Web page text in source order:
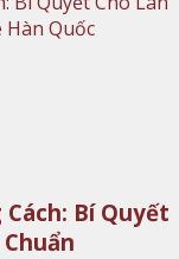
Bí Quyết